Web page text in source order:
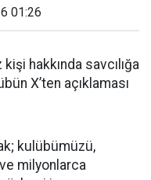
01:26
hakkında savcılığa
X’ten açıklaması
kulübümüzü,
milyonlarca